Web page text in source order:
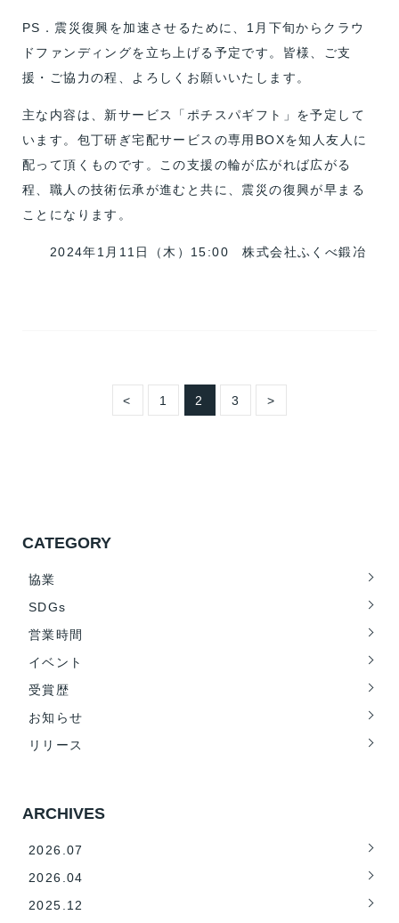
PS．震災復興を加速させるために、1月下旬からクラウ
ドファンディングを立ち上げる予定です。皆様、ご支
援・ご協力の程、よろしくお願いいたします。
主な内容は、新サービス「ポチスパギフト」を予定して
います。包丁研ぎ宅配サービスの専用BOXを知人友人に
配って頂くものです。この支援の輪が広がれば広がる
程、職人の技術伝承が進むと共に、震災の復興が早まる
ことになります。
2024年1月11日（木）15:00 株式会社ふくべ鍛冶
< 1 2 3 >
CATEGORY
協業
SDGs
営業時間
イベント
受賞歴
お知らせ
リリース
ARCHIVES
2026.07
2026.04
2025.12